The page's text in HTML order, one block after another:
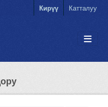
Кирүү Катталуу